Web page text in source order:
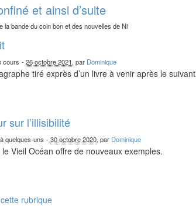
et ainsi d’suite
la bande du coin bon et des nouvelles de Ni
cours -26 octobre 2021, par Dominique
tiré exprès d’un livre à venir après le suivant
sur l’illisibilité
quelques-uns -30 octobre 2020, par Dominique
Vieil Océan offre de nouveaux exemples.
rubrique